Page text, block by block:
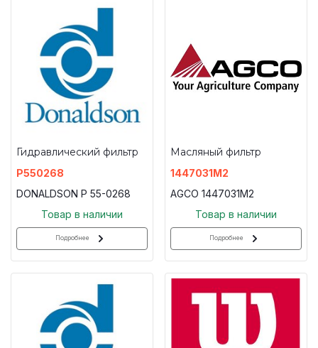
Гидравлический фильтр
P550268
DONALDSON P 55-0268
Товар в наличии
Подробнее
Масляный фильтр
1447031M2
AGCO 1447031M2
Товар в наличии
Подробнее